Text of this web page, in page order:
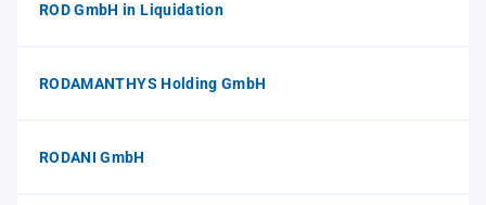
ROD GmbH in Liquidation
RODAMANTHYS Holding GmbH
RODANI GmbH